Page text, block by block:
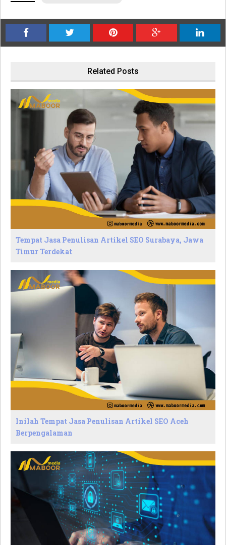
Related Posts
Tempat Jasa Penulisan Artikel SEO Surabaya, Jawa
Timur Terdekat
Inilah Tempat Jasa Penulisan Artikel SEO Aceh
Berpengalaman